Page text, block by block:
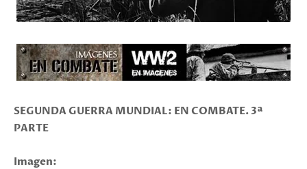
SEGUNDA GUERRA MUNDIAL: EN COMBATE. 3ª
PARTE
Imagen: